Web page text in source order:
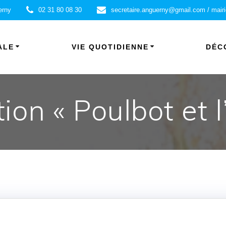
02 31 80 08 30 secretaire.anguerny@gmail.com /
VIE QUOTIDIENNE
« Poulbot et